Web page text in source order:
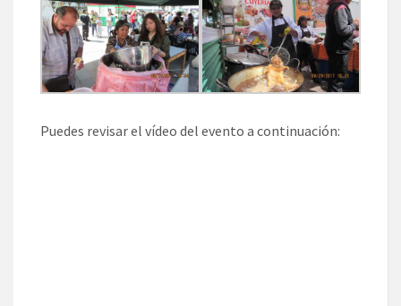
Puedes revisar el vídeo del evento a continuación: